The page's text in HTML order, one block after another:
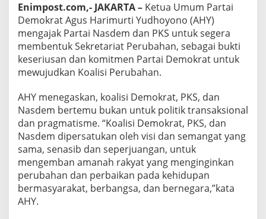
Bacapres
2024
Enimpost.com,- JAKARTA – Ketua Umum Partai
Demokrat Agus Harimurti Yudhoyono (AHY)
mengajak Partai Nasdem dan PKS untuk segera
membentuk Sekretariat Perubahan, sebagai bukti
keseriusan dan komitmen Partai Demokrat untuk
mewujudkan Koalisi Perubahan.
AHY menegaskan, koalisi Demokrat, PKS, dan
Nasdem bertemu bukan untuk politik transaksional
dan pragmatisme. “Koalisi Demokrat, PKS, dan
Nasdem dipersatukan oleh visi dan semangat yang
sama, senasib dan seperjuangan, untuk
mengemban amanah rakyat yang menginginkan
perubahan dan perbaikan pada kehidupan
bermasyarakat, berbangsa, dan bernegara,”kata
AHY.